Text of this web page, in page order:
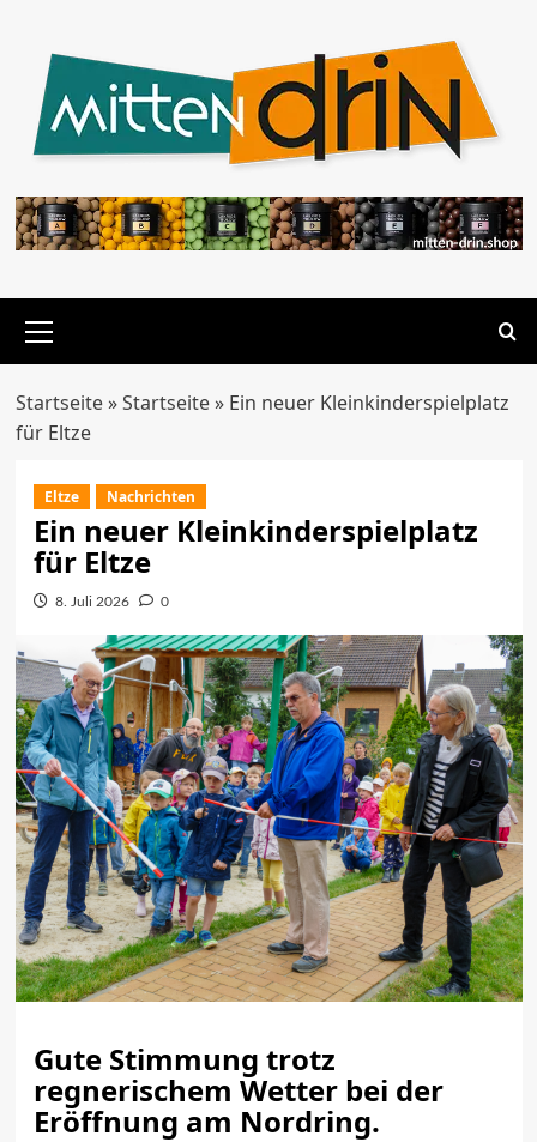
springen
Menü
Startseite»Startseite» Ein neuer Kleinkinderspielplatz
für Eltze
Eltze Nachrichten
Ein neuer Kleinkinderspielplatz
für Eltze
8. Juli 2026 0
Gute Stimmung trotz
regnerischem Wetter bei der
Eröffnung am Nordring.